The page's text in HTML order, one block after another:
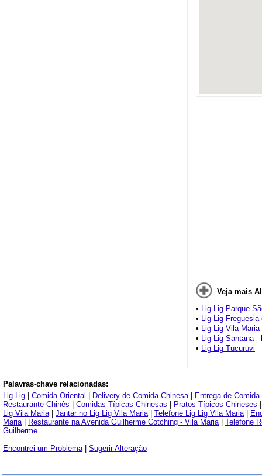
Veja mais
• Lig Lig Parque
• Lig Lig Freguesia
• Lig Lig Vila Maria
• Lig Lig Santana-
• Lig Lig Tucuruvi -
Palavras-chave relacionadas:
Lig-Lig
Comida Oriental Delivery de Comida Chinesa| Entrega de Comida
Restaurante Chinês
Comidas Típicas Chinesas Pratos Típicos Chineses
Lig Vila Maria| Jantar no Lig Lig Vila Maria| Telefone Lig Lig Vila Maria|
Maria| Restaurante na Avenida Guilherme Cotching - Vila Maria| Telefone
Guilherme
Encontrei um Problema| Sugerir Alteração